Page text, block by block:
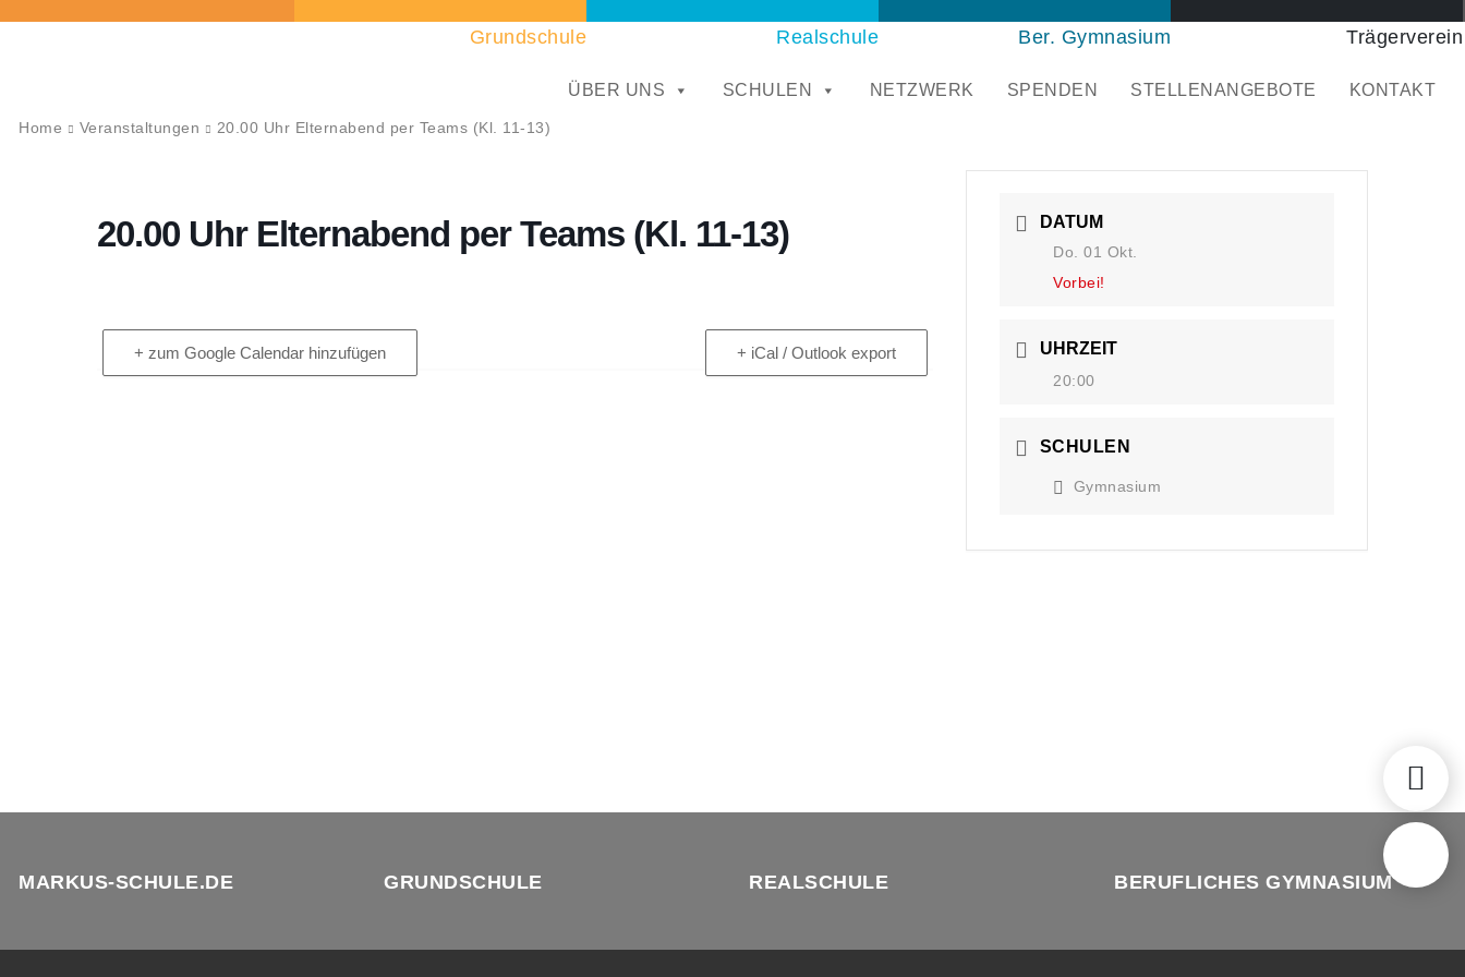
Grundschule Realschule Ber. Gymnasium Trägerverein
ÜBER UNS SCHULEN NETZWERK SPENDEN STELLENANGEBOTE KONTAKT
Home Veranstaltungen 20.00 Uhr Elternabend per Teams (Kl. 11-13)
20.00 Uhr Elternabend per Teams (Kl. 11-13)
+ zum Google Calendar hinzufügen + iCal / Outlook export
DATUM
Do. 01 Okt.
Vorbei!
UHRZEIT
20:00
SCHULEN
Gymnasium
MARKUS-SCHULE.DE GRUNDSCHULE REALSCHULE BERUFLICHES GYMNASIUM